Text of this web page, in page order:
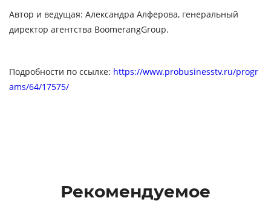
Автор и ведущая: Александра Алферова, генеральный
директор агентства BoomerangGroup.
Подробности по ссылке: https://www.probusinesstv.ru/progr
ams/64/17575/
Рекомендуемое